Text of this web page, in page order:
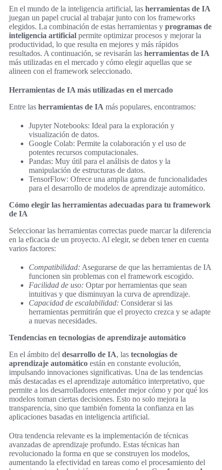
En el mundo de la inteligencia artificial, las herramientas de IA
juegan un papel crucial al trabajar junto con los frameworks
elegidos. La combinación de estas herramientas y programas de
inteligencia artificial permite optimizar procesos y mejorar la
productividad, lo que resulta en mejores y más rápidos
resultados. A continuación, se revisarán las herramientas de IA
más utilizadas en el mercado y cómo elegir aquellas que se
alineen con el framework seleccionado.
Herramientas de IA más utilizadas en el mercado
Entre las herramientas de IA más populares, encontramos:
Jupyter Notebooks: Ideal para la exploración y
visualización de datos.
Google Colab: Permite la colaboración y el uso de
potentes recursos computacionales.
Pandas: Muy útil para el análisis de datos y la
manipulación de estructuras de datos.
TensorFlow: Ofrece una amplia gama de funcionalidades
para el desarrollo de modelos de aprendizaje automático.
Cómo elegir las herramientas adecuadas para tu framework
de IA
Seleccionar las herramientas correctas puede marcar la diferencia
en la eficacia de un proyecto. Al elegir, se deben tener en cuenta
varios factores:
Compatibilidad: Asegurarse de que las herramientas de IA
funcionen sin problemas con el framework escogido.
Facilidad de uso: Optar por herramientas que sean
intuitivas y que disminuyan la curva de aprendizaje.
Capacidad de escalabilidad: Considerar si las
herramientas permitirán que el proyecto crezca y se adapte
a nuevas necesidades.
Tendencias en tecnologías de aprendizaje automático
En el ámbito del desarrollo de IA, las tecnologías de
aprendizaje automático están en constante evolución,
impulsando innovaciones significativas. Una de las tendencias
más destacadas es el aprendizaje automático interpretativo, que
permite a los desarrolladores entender mejor cómo y por qué los
modelos toman ciertas decisiones. Esto no solo mejora la
transparencia, sino que también fomenta la confianza en las
aplicaciones basadas en inteligencia artificial.
Otra tendencia relevante es la implementación de técnicas
avanzadas de aprendizaje profundo. Estas técnicas han
revolucionado la forma en que se construyen los modelos,
aumentando la efectividad en tareas como el procesamiento del